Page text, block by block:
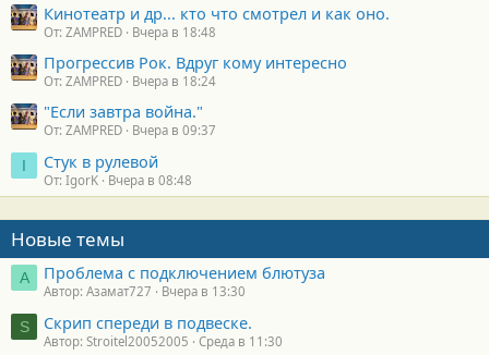
Кинотеатр и др... кто что смотрел и как оно.
От: ZAMPRED Вчера в 18:48
Прогрессив Рок. Вдруг кому интересно
От: ZAMPRED Вчера в 18:24
"Если завтра война."
От: ZAMPRED Вчера в 09:37
I Стук в рулевой
От: IgorK Вчера в 08:48
Новые темы
А Проблема с подключением блютуза
Автор: Азамат727 Вчера в 13:30
S Скрип спереди в подвеске.
Автор: Stroitel20052005 Среда в 11:30